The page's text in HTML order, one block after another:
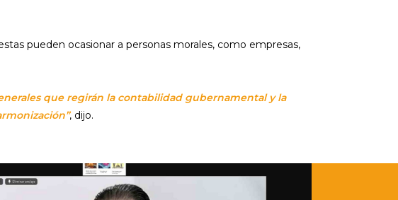
pueden ocasionar a personas morales, como empresas,
que regirán la contabilidad gubernamental y la
, dijo.